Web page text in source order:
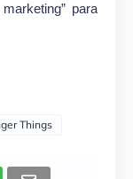
para
Things